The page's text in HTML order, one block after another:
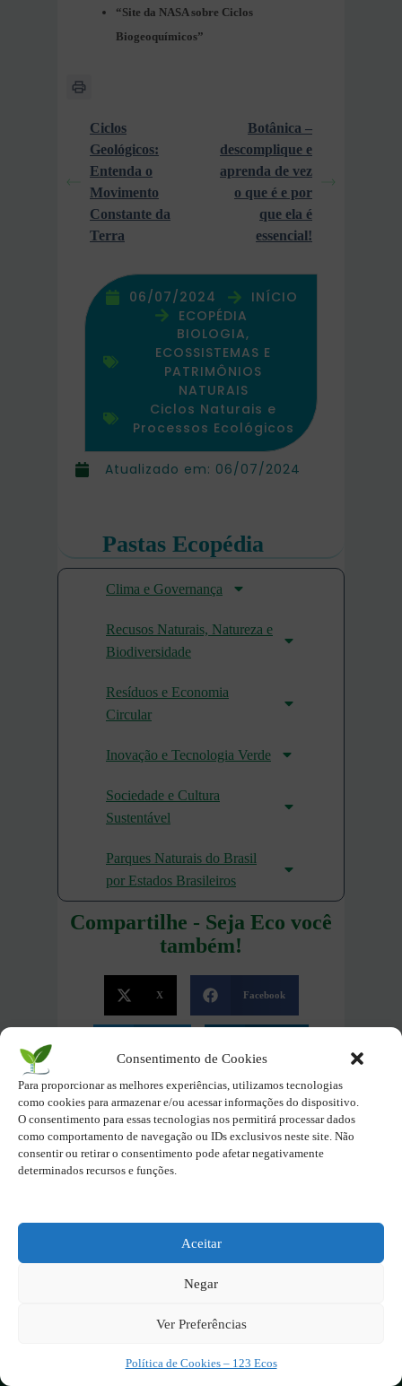
Consentimento de Cookies
Para proporcionar as melhores experiências, utilizamos tecnologias
como cookies para armazenar e/ou acessar informações do dispositivo.
O consentimento para essas tecnologias nos permitirá processar dados
como comportamento de navegação ou IDs exclusivos neste site. Não
consentir ou retirar o consentimento pode afetar negativamente
determinados recursos e funções.
Aceitar
Negar
Ver Preferências
Política de Cookies – 123 Ecos
Atualizado em: 06/07/2024
“Site da NASA sobre Ciclos
Biogeoquímicos”
Ciclos
Geológicos:
Entenda o
Movimento
Constante da
Terra
Botânica –
descomplique e
aprenda de vez
o que é e por
que ela é
essencial!
06/07/2024
INÍCIO
ECOPÉDIA
BIOLOGIA,
ECOSSISTEMAS E
PATRIMÔNIOS
NATURAIS
Ciclos Naturais e
Processos Ecológicos
Pastas Ecopédia
Clima e Governança
Recusos Naturais, Natureza e
Biodiversidade
Resíduos e Economia
Circular
Inovação e Tecnologia Verde
Sociedade e Cultura
Sustentável
Parques Naturais do Brasil
por Estados Brasileiros
Compartilhe - Seja Eco você
também!
X Facebook
Pinterest
Deixe seu sentimento